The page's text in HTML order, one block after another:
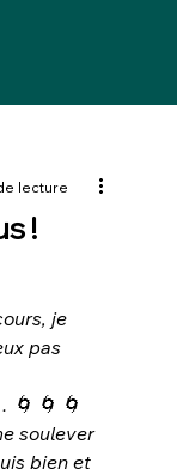
!
lecture
je
pas
🌀 🌀 🌀
soulever
bien et